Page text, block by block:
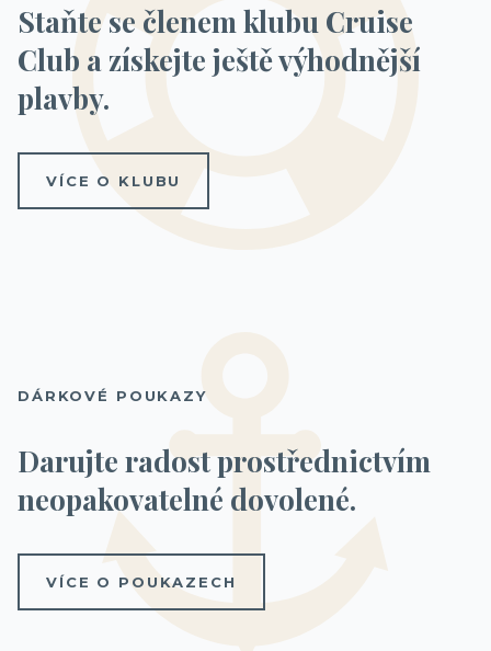
Staňte se členem klubu Cruise
Club a získejte ještě výhodnější
plavby.
VÍCE O KLUBU
DÁRKOVÉ POUKAZY
Darujte radost prostřednictvím
neopakovatelné dovolené.
VÍCE O POUKAZECH